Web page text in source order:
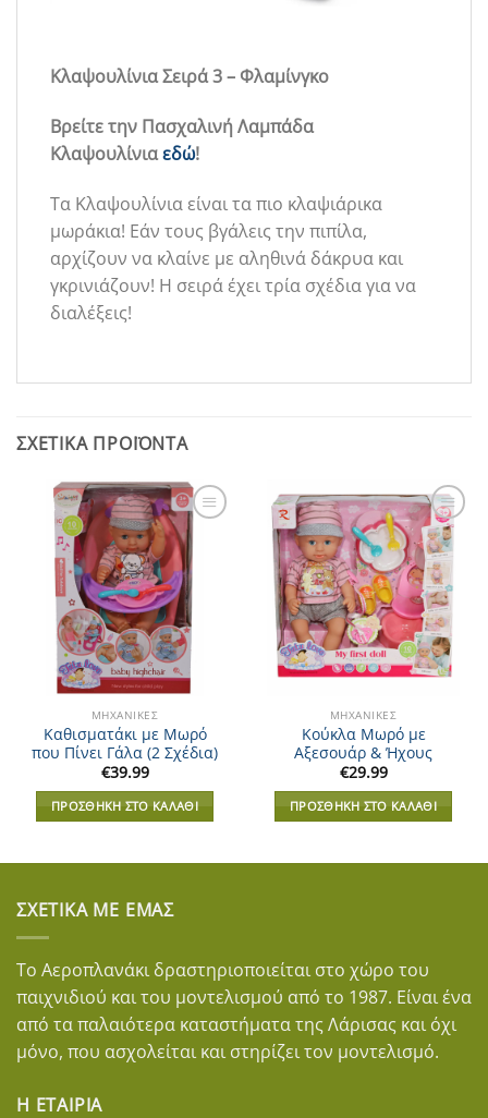
Κλαψουλίνια Σειρά 3 – Φλαμίνγκο
Βρείτε την Πασχαλινή Λαμπάδα
Κλαψουλίνιαεδώ!
Τα Κλαψουλίνια είναι τα πιο κλαψιάρικα
μωράκια! Εάν τους βγάλεις την πιπίλα,
αρχίζουν να κλαίνε με αληθινά δάκρυα και
γκρινιάζουν! Η σειρά έχει τρία σχέδια για να
διαλέξεις!
ΣΧΕΤΙΚΆ ΠΡΟΪΌΝΤΑ
Add to
Wishlist
ΜΗΧΑΝΙΚΈΣ
Καθισματάκι με Μωρό
που Πίνει Γάλα (2 Σχέδια)
€39.99
ΠΡΟΣΘΉΚΗ ΣΤΟ ΚΑΛΆΘΙ
Add to
Wishlist
ΜΗΧΑΝΙΚΈΣ
Κούκλα Μωρό με
Αξεσουάρ & Ήχους
€29.99
ΠΡΟΣΘΉΚΗ ΣΤΟ ΚΑΛΆΘΙ
ΣΧΕΤΙΚΆ ΜΕ ΕΜΆΣ
Το Αεροπλανάκι δραστηριοποιείται στο χώρο του
παιχνιδιού και του μοντελισμού από το 1987. Είναι ένα
από τα παλαιότερα καταστήματα της Λάρισας και όχι
μόνο, που ασχολείται και στηρίζει τον μοντελισμό.
Η ΕΤΑΙΡΊΑ